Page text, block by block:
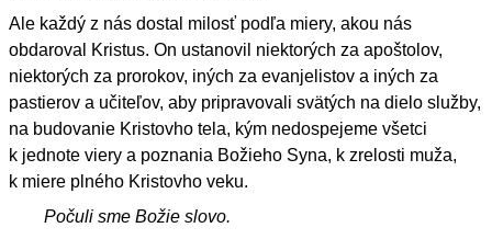
Ale každý z nás dostal milosť podľa miery, akou nás
obdaroval Kristus. On ustanovil niektorých za apoštolov,
niektorých za prorokov, iných za evanjelistov a iných za
pastierov a učiteľov, aby pripravovali svätých na dielo služby,
na budovanie Kristovho tela, kým nedospejeme všetci
k jednote viery a poznania Božieho Syna, k zrelosti muža,
k miere plného Kristovho veku.
Počuli sme Božie slovo.